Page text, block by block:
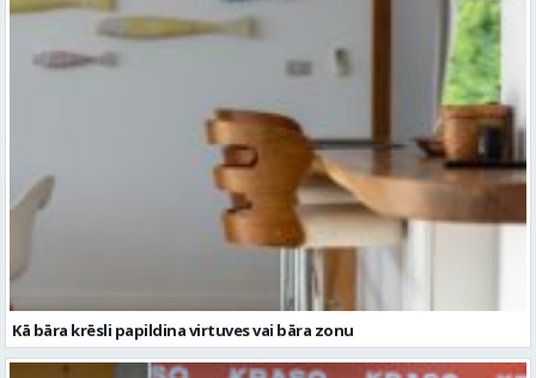
Kā bāra krēsli papildina virtuves vai bāra zonu